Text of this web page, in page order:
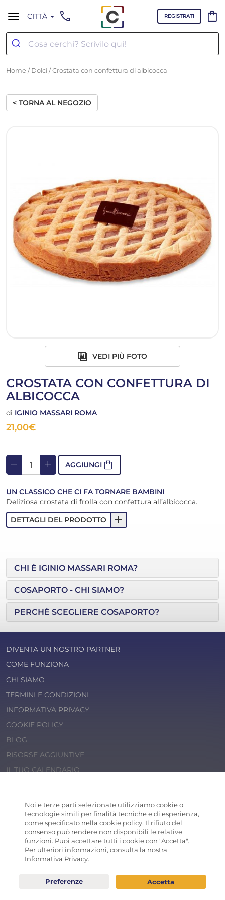
CITTÀ call REGISTRATI shopping_bag
Home / Dolci / Crostata con confettura di albicocca
< TORNA AL NEGOZIO
VEDI PIÙ FOTO
CROSTATA CON CONFETTURA DI
ALBICOCCA
di IGINIO MASSARI ROMA
21,00€
remove add AGGIUNGI shopping_bag
UN CLASSICO CHE CI FA TORNARE BAMBINI
Deliziosa crostata di frolla con confettura all’albicocca.
DETTAGLI DEL PRODOTTO
add
CHI È IGINIO MASSARI ROMA?
COSAPORTO - CHI SIAMO?
PERCHÈ SCEGLIERE COSAPORTO?
DIVENTA UN NOSTRO PARTNER
COME FUNZIONA
CHI SIAMO
TERMINI E CONDIZIONI
INFORMATIVA PRIVACY
COOKIE POLICY
BLOG
RISORSE AGGIUNTIVE
IL TUO CALENDARIO
© 2026 Cosaporto S.r.l.P.IVA 14202471000
COSAPORTO ® is a registered trademark
Noi e terze parti selezionate utilizziamo cookie o
tecnologie simili per finalità tecniche e di esperienza,
come specificato nella cookie policy. Il rifiuto del
consenso può rendere non disponibili le relative
funzioni. Puoi accettare tutti i cookie con "Accetta".
Per ulteriori informazioni, consulta la nostra
Informativa Privacy.